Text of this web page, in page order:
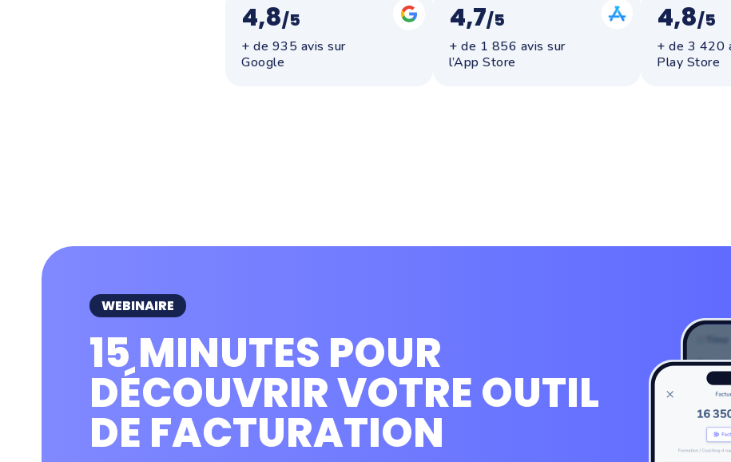
4,8/5
+ de 935 avis sur
Google
4,7/5
+ de 1 856 avis sur
l’App Store
4,8/5
+ de 3 420
Play Store
WEBINAIRE
15 MINUTES POUR
DÉCOUVRIR VOTRE OUTIL
DE FACTURATION